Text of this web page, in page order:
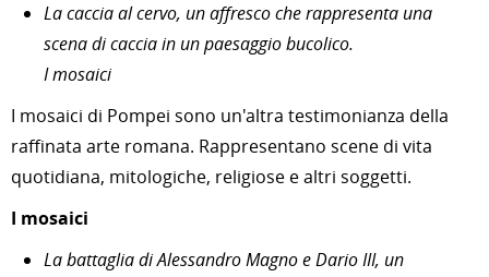
La caccia al cervo, un affresco che rappresenta una
scena di caccia in un paesaggio bucolico.
I mosaici
I mosaici di Pompei sono un'altra testimonianza della
raffinata arte romana. Rappresentano scene di vita
quotidiana, mitologiche, religiose e altri soggetti.
I mosaici
La battaglia di Alessandro Magno e Dario III, un